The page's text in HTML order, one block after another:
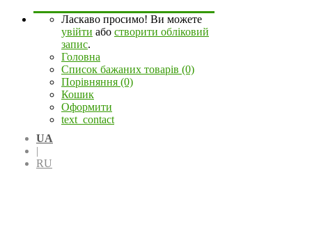
Ласкаво просимо! Ви можете
увійти або створити обліковий
запис.
Головна
Список бажаних товарів (0)
Порівняння (0)
Кошик
Оформити
text_contact
UA
|
RU